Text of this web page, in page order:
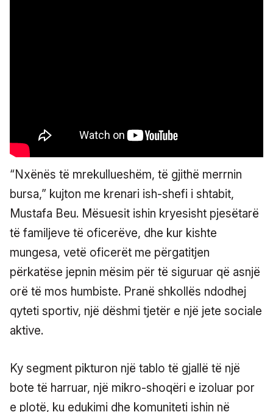
“Nxënës të mrekullueshëm, të gjithë merrnin
bursa,” kujton me krenari ish-shefi i shtabit,
Mustafa Beu. Mësuesit ishin kryesisht pjesëtarë
të familjeve të oficerëve, dhe kur kishte
mungesa, vetë oficerët me përgatitjen
përkatëse jepnin mësim për të siguruar që asnjë
orë të mos humbiste. Pranë shkollës ndodhej
qyteti sportiv, një dëshmi tjetër e një jete sociale
aktive.
Ky segment pikturon një tablo të gjallë të një
bote të harruar, një mikro-shoqëri e izoluar por
e plotë, ku edukimi dhe komuniteti ishin në